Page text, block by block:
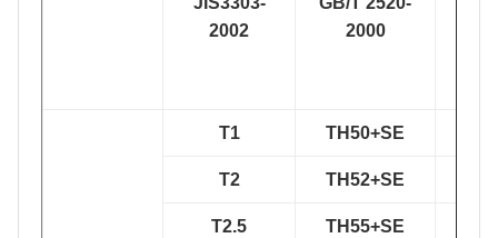
2002
2000
T1 TH50+SE
T2 TH52+SE
T2.5 TH55+SE